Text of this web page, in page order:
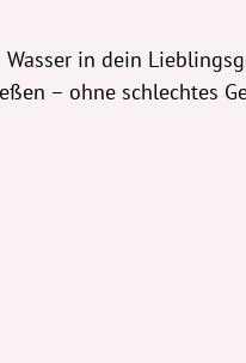
in dein
– ohne schlechtes